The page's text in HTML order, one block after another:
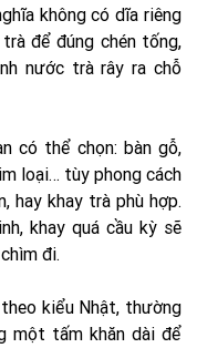
không có dĩa riêng
để đúng chén tống,
nước trà rây ra chỗ
có thể chọn: bàn gỗ,
loại… tùy phong cách
hay khay trà phù hợp.
khay quá cầu kỳ sẽ
đi.
kiểu Nhật, thường
một tấm khăn dài để